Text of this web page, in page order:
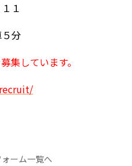
１１
分
集しています。
ーム一覧へ